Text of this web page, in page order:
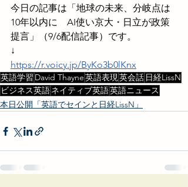
今日の記事は「地球の未来、分岐点は
10年以内に　AI使い京大・日立が政策
提言」（9/6配信記事）です。
↓
https://r.voicy.jp/ByKo3b0lKnx
英語学習 David Thayne英語表現英会話 日経LissN
ビジネス英語ネイティブ英語英語ニュース
本日公開「英語でセインと日経LissN」